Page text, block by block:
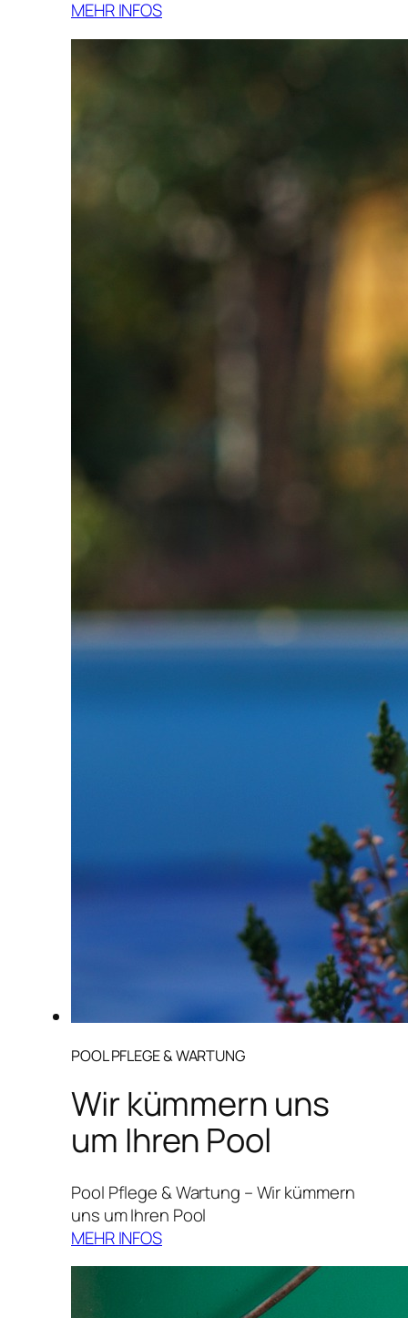
MEHR INFOS
POOL PFLEGE & WARTUNG
Wir kümmern uns
um Ihren Pool
Pool Pflege & Wartung – Wir kümmern
uns um Ihren Pool
MEHR INFOS